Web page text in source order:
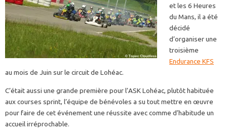
et les 6 Heures
du Mans, il a été
décidé
d’organiser une
troisième
Endurance KFS
au mois de Juin sur le circuit de Lohéac.
C’était aussi une grande première pour l’ASK Lohéac, plutôt habituée
aux courses sprint, l’équipe de bénévoles a su tout mettre en œuvre
pour faire de cet événement une réussite avec comme d’habitude un
accueil irréprochable.